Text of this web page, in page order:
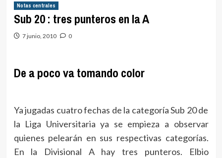
Notas centrales
Sub 20 : tres punteros en la A
7 junio, 2010 0
De a poco va tomando color
Ya jugadas cuatro fechas de la categoría Sub 20 de
la Liga Universitaria ya se empieza a observar
quienes pelearán en sus respectivas categorías.
En la Divisional A hay tres punteros. Elbio